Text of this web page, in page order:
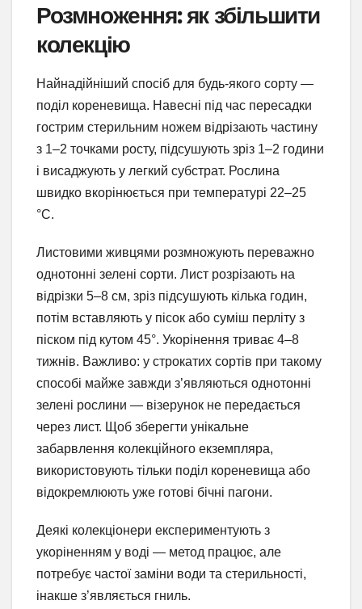
Розмноження: як збільшити
колекцію
Найнадійніший спосіб для будь-якого сорту —
поділ кореневища. Навесні під час пересадки
гострим стерильним ножем відрізають частину
з 1–2 точками росту, підсушують зріз 1–2 години
і висаджують у легкий субстрат. Рослина
швидко вкорінюється при температурі 22–25
°C.
Листовими живцями розмножують переважно
однотонні зелені сорти. Лист розрізають на
відрізки 5–8 см, зріз підсушують кілька годин,
потім вставляють у пісок або суміш перліту з
піском під кутом 45°. Укорінення триває 4–8
тижнів. Важливо: у строкатих сортів при такому
способі майже завжди з’являються однотонні
зелені рослини — візерунок не передається
через лист. Щоб зберегти унікальне
забарвлення колекційного екземпляра,
використовують тільки поділ кореневища або
відокремлюють уже готові бічні пагони.
Деякі колекціонери експериментують з
укоріненням у воді — метод працює, але
потребує частої заміни води та стерильності,
інакше з’являється гниль.